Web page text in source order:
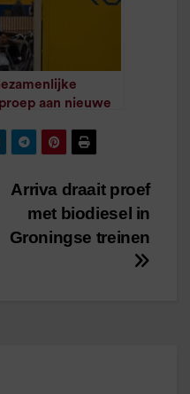
aan nieuwe
Lelylijn en
Arriva draait proef
met biodiesel in
Groningse treinen